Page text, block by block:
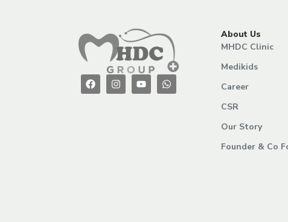
About Us
MHDC Clinic
Medikids
Career
CSR
Our Story
Founder & Co